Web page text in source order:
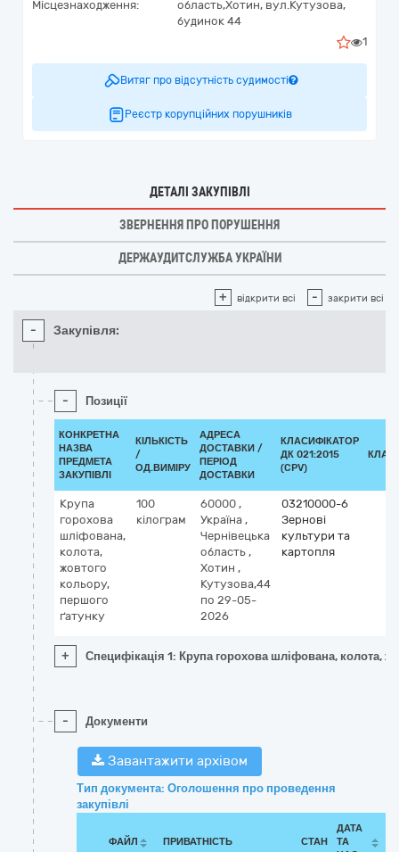
Місцезнаходження:
область,Хотин, вул.Кутузова,
будинок 44
1
Витяг про відсутність судимості
Реєстр корупційних порушників
ДЕТАЛІ ЗАКУПІВЛІ
ЗВЕРНЕННЯ ПРО ПОРУШЕННЯ
ДЕРЖАУДИТСЛУЖБА УКРАЇНИ
+ відкрити всі - закрити всі
- Закупівля:
- Позиції
КОНКРЕТНА
НАЗВА
ПРЕДМЕТА
ЗАКУПІВЛІ
КІЛЬКІСТЬ
/
ОД.ВИМІРУ
АДРЕСА
ДОСТАВКИ /
ПЕРІОД
ДОСТАВКИ
КЛАСИФІКАТОР
ДК 021:2015
(CPV)
Крупа
горохова
шліфована,
колота,
жовтого
кольору,
першого
ґатунку
100
кілограм
60000 ,
Україна ,
Чернівецька
область ,
Хотин ,
Кутузова,44
по 29-05-
2026
03210000-6
Зернові
культури та
картопля
+ Специфікація 1: Крупа горохова шліфована, колота,
- Документи
Завантажити архівом
Тип документа: Оголошення про проведення
закупівлі
ФАЙЛ ПРИВАТНІСТЬ СТАН
ДАТА
ТА